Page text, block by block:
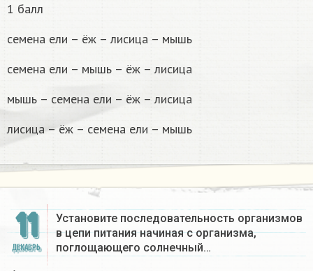
1 балл
семена ели – ёж – лисица – мышь
семена ели – мышь – ёж – лисица
мышь – семена ели – ёж – лисица
лисица – ёж – семена ели – мышь
11
ДЕКАБРЬ
Установите последовательность организмов
в цепи питания начиная с организма,
поглощающего солнечный…